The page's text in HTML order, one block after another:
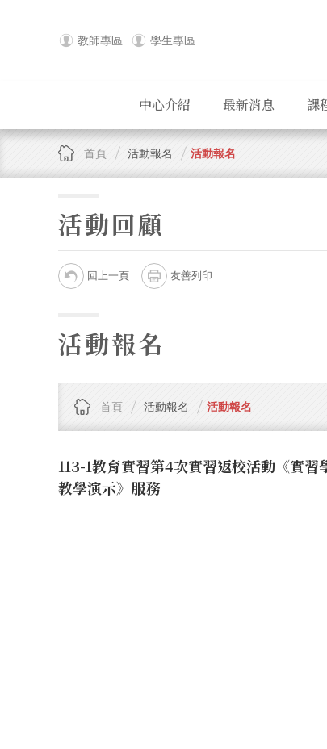
教師專區 學生專區
中心介紹 最新消息 課
首頁 活動報名 活動報名
活動回顧
回上一頁 友善列印
活動報名
首頁 活動報名 活動報名
113-1教育實習第4次實習返校活動《實習
教學演示》服務